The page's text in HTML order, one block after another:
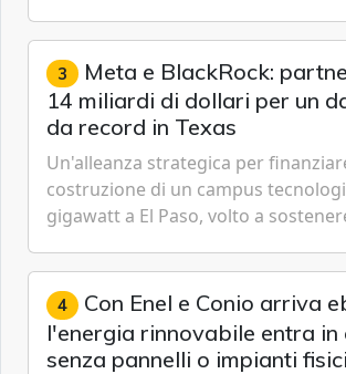
gestione continua del rischio.
3 Meta e BlackRock:
14 miliardi di dollari per un
da record in Texas
Un'alleanza strategica per
costruzione di un campus
gigawatt a El Paso, volto a
artificiale dell'azienda di Mark
4 Con Enel e Conio arriva
l'energia rinnovabile entra in
senza pannelli o impianti fisici